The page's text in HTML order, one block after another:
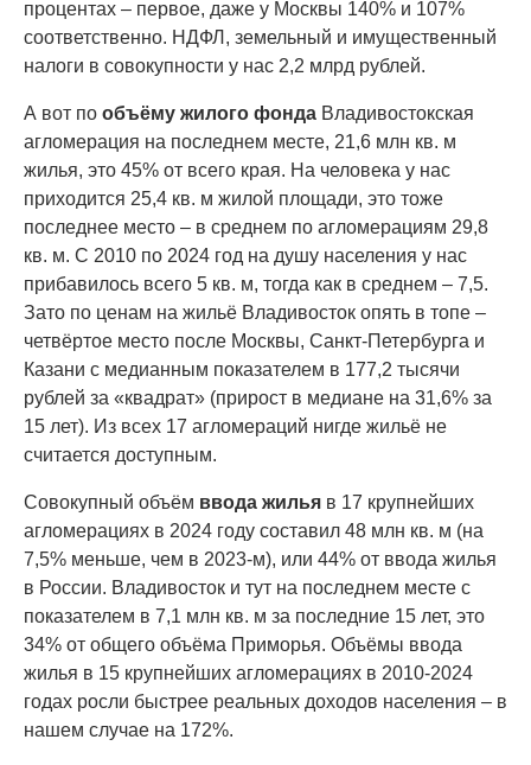
процентах – первое, даже у Москвы 140% и 107%
соответственно. НДФЛ, земельный и имущественный
налоги в совокупности у нас 2,2 млрд рублей.
А вот по объёму жилого фонда Владивостокская
агломерация на последнем месте, 21,6 млн кв. м
жилья, это 45% от всего края. На человека у нас
приходится 25,4 кв. м жилой площади, это тоже
последнее место – в среднем по агломерациям 29,8
кв. м. С 2010 по 2024 год на душу населения у нас
прибавилось всего 5 кв. м, тогда как в среднем – 7,5.
Зато по ценам на жильё Владивосток опять в топе –
четвёртое место после Москвы, Санкт-Петербурга и
Казани с медианным показателем в 177,2 тысячи
рублей за «квадрат» (прирост в медиане на 31,6% за
15 лет). Из всех 17 агломераций нигде жильё не
считается доступным.
Совокупный объём ввода жилья в 17 крупнейших
агломерациях в 2024 году составил 48 млн кв. м (на
7,5% меньше, чем в 2023-м), или 44% от ввода жилья
в России. Владивосток и тут на последнем месте с
показателем в 7,1 млн кв. м за последние 15 лет, это
34% от общего объёма Приморья. Объёмы ввода
жилья в 15 крупнейших агломерациях в 2010-2024
годах росли быстрее реальных доходов населения – в
нашем случае на 172%.